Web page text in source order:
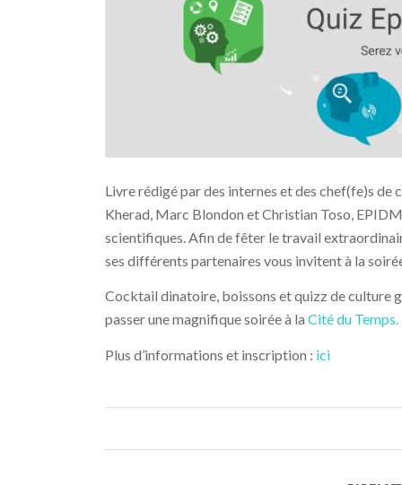
Livre rédigé par des internes et des chef(fe)s de
Kherad, Marc Blondon et Christian Toso,
scientifiques. Afin de fêter le travail
ses différents partenaires vous invitent à la
Cocktail dinatoire, boissons et quizz de culture
passer une magnifique soirée à laCité du Temps.
Plus d’informations et inscription : ici